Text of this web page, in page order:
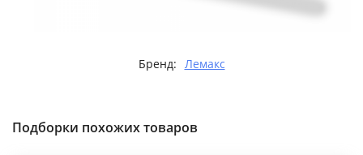
Бренд: Лемакс
Подборки похожих товаров